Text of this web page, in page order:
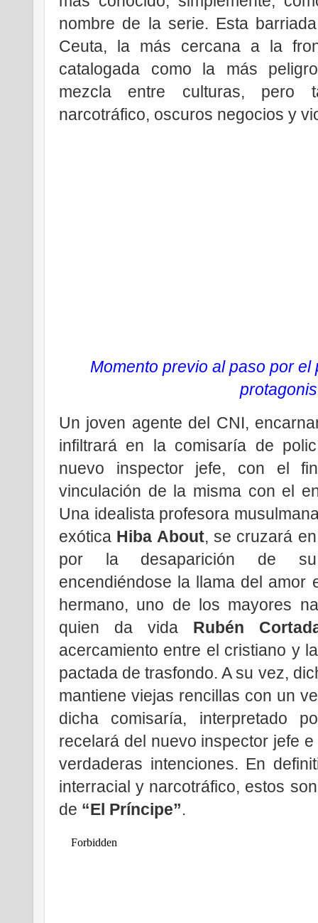
nombre de la serie. Esta
Ceuta, la más cercana a la
catalogada como la más
mezcla entre culturas, pero
narcotráfico, oscuros negocios y
Momento previo al paso por
Un joven agente del CNI,
infiltrará en la comisaría de
nuevo inspector jefe, con el
vinculación de la misma con el
Una idealista profesora
exótica Hiba About, se cruzará
por la desaparición de su
encendiéndose la llama del amor
hermano, uno de los mayores
quien da vida Rubén
acercamiento entre el cristiano y
pactada de trasfondo. A su vez,
mantiene viejas rencillas con un
dicha comisaría, interpretado
recelará del nuevo inspector jefe
verdaderas intenciones. En
interracial y narcotráfico, estos
de “El Príncipe”.